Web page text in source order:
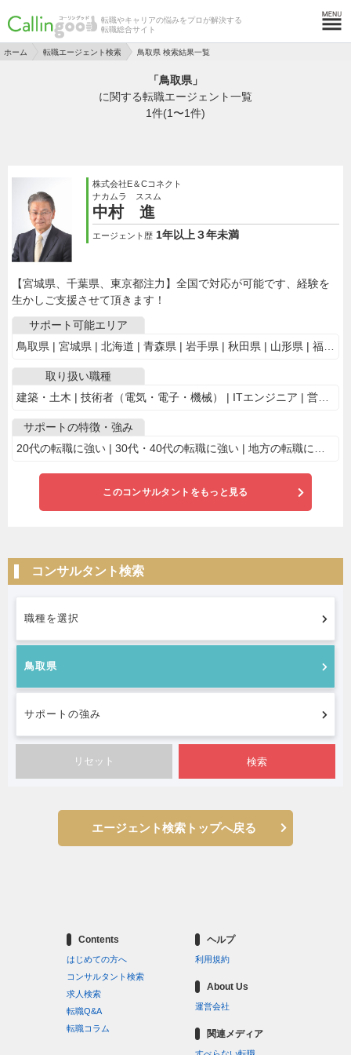
転職やキャリアの悩みをプロが解決する
転職総合サイト
ホーム 転職エージェント検索 鳥取県 検索結果一覧
「鳥取県」
に関する転職エージェント一覧
1件(1〜1件)
株式会社E＆Cコネクト
ナカムラ ススム
中村 進
エージェント歴 1年以上３年未満
【宮城県、千葉県、東京都注力】全国で対応が可能です、経験を
生かしご支援させて頂きます！
サポート可能エリア
取り扱い職種
サポートの特徴・強み
このコンサルタントをもっと見る
コンサルタント検索
職種を選択
鳥取県
サポートの強み
検索
エージェント検索トップへ戻る
Contents
はじめての方へ
コンサルタント検索
求人検索
転職Q&A
転職コラム
ヘルプ
利用規約
About Us
運営会社
関連メディア